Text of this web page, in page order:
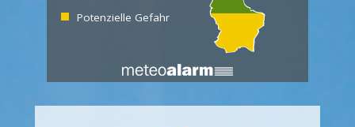
Potenzielle Gefahr